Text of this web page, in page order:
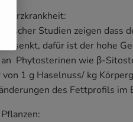
Herzkrankheit:
Studien zeigen dass
senkt, dafür ist der hohe
Phytosterinen wie β-
1 g Haselnuss/ kg
des Fettprofils im